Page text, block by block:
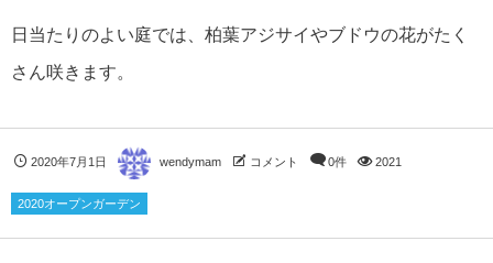
日当たりのよい庭では、柏葉アジサイやブドウの花がたく
さん咲きます。
2020年7月1日 wendymam コメント 0件 2021
2020オープンガーデン